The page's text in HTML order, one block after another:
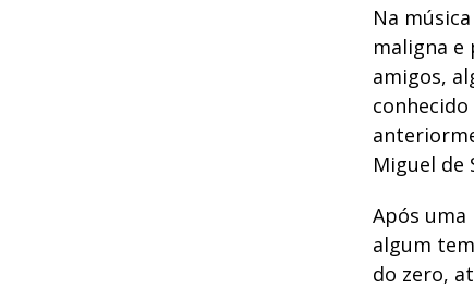
Na música
maligna e
amigos,
Miguel de
Após uma
algum
do zero,